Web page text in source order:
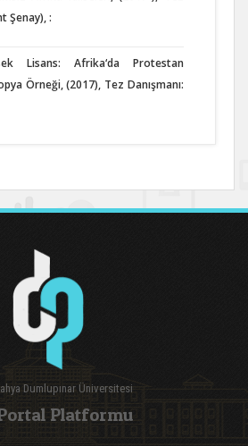
Şenay), :
Lisans: Afrika‘da Protestan
Örneği, (2017), Tez Danışmanı:
Dumlupınar Üniversitesi
Platformu